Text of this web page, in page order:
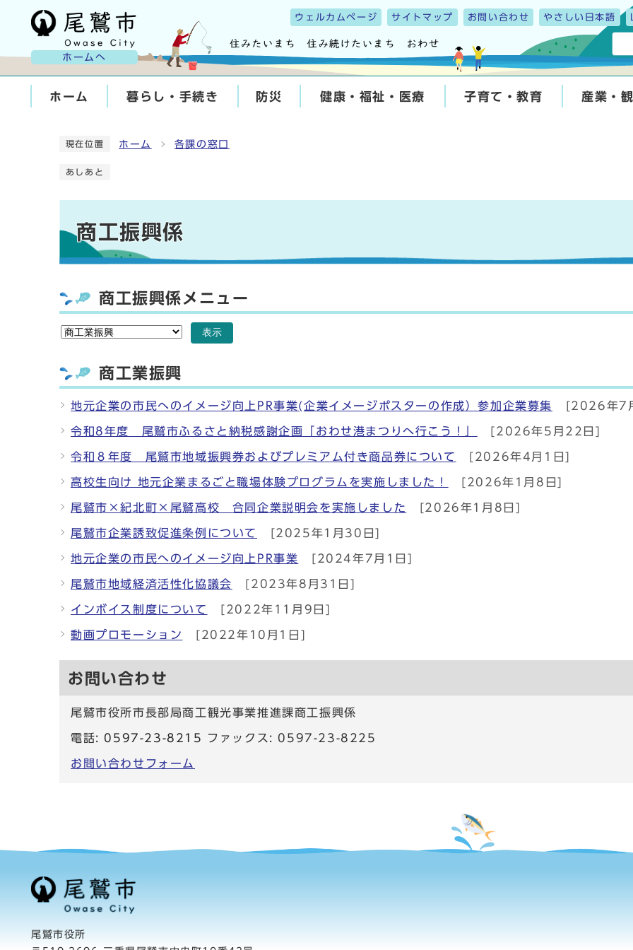
ホームへ
ウェルカムページ サイトマップ お問い合わせ やさしい日本語
ホーム 暮らし・手続き 防災 健康・福祉・医療 子育て・教育 産業・
現在位置 ホーム 各課の窓口
あしあと
商工振興係
商工振興係メニュー
表示
商工業振興
地元企業の市民へのイメージ向上PR事業(企業イメージポスターの作成）参加企業募集 [2026年7
令和8年度 尾鷲市ふるさと納税感謝企画「おわせ港まつりへ行こう！」 [2026年5月22日]
令和８年度 尾鷲市地域振興券およびプレミアム付き商品券について [2026年4月1日]
高校生向け 地元企業まるごと職場体験プログラムを実施しました！ [2026年1月8日]
尾鷲市×紀北町×尾鷲高校 合同企業説明会を実施しました [2026年1月8日]
尾鷲市企業誘致促進条例について [2025年1月30日]
地元企業の市民へのイメージ向上PR事業 [2024年7月1日]
尾鷲市地域経済活性化協議会 [2023年8月31日]
インボイス制度について [2022年11月9日]
動画プロモーション [2022年10月1日]
お問い合わせ
尾鷲市役所市長部局商工観光事業推進課商工振興係
電話: 0597-23-8215 ファックス: 0597-23-8225
お問い合わせフォーム
尾鷲市役所